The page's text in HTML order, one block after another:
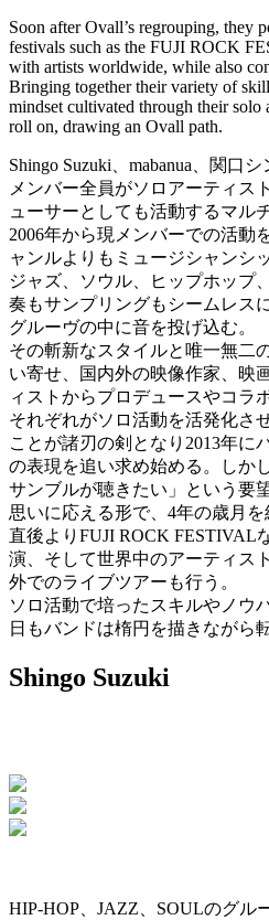
Soon after Ovall’s regrouping, they
festivals such as the FUJI ROCK
with artists worldwide, while also
Bringing together their variety of
mindset cultivated through their solo
roll on, drawing an Ovall path.
Shingo Suzuki、mabanua、関口
メンバー全員がソロアーティス
ューサーとしても活動するマル
2006年から現メンバーでの活動
ャンルよりもミュージシャンシ
ジャズ、ソウル、ヒップホップ
奏もサンプリングもシームレス
グルーヴの中に音を投げ込む。
その斬新なスタイルと唯一無二
い寄せ、国内外の映像作家、映
ィストからプロデュースやコラ
それぞれがソロ活動を活発化さ
ことが諸刃の剣となり2013年に
の表現を追い求め始める。しか
サンブルが聴きたい」という要
思いに応える形で、4年の歳月を
直後よりFUJI ROCK FESTIVAL
演、そして世界中のアーティス
外でのライブツアーも行う。
ソロ活動で培ったスキルやノウ
日もバンドは楕円を描きながら
Shingo Suzuki
HIP-HOP、JAZZ、SOULのグル